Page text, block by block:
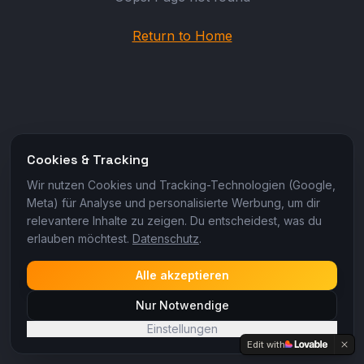
Return to Home
Cookies & Tracking
Wir nutzen Cookies und Tracking-Technologien (Google,
Meta) für Analyse und personalisierte Werbung, um dir
relevantere Inhalte zu zeigen. Du entscheidest, was du
erlauben möchtest. Datenschutz.
Alle akzeptieren
Nur Notwendige
Einstellungen
Edit with